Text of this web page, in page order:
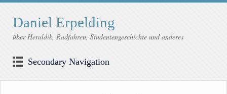
Daniel Erpelding
über Heraldik, Radfahren, Studentengeschichte und anderes
Secondary Navigation